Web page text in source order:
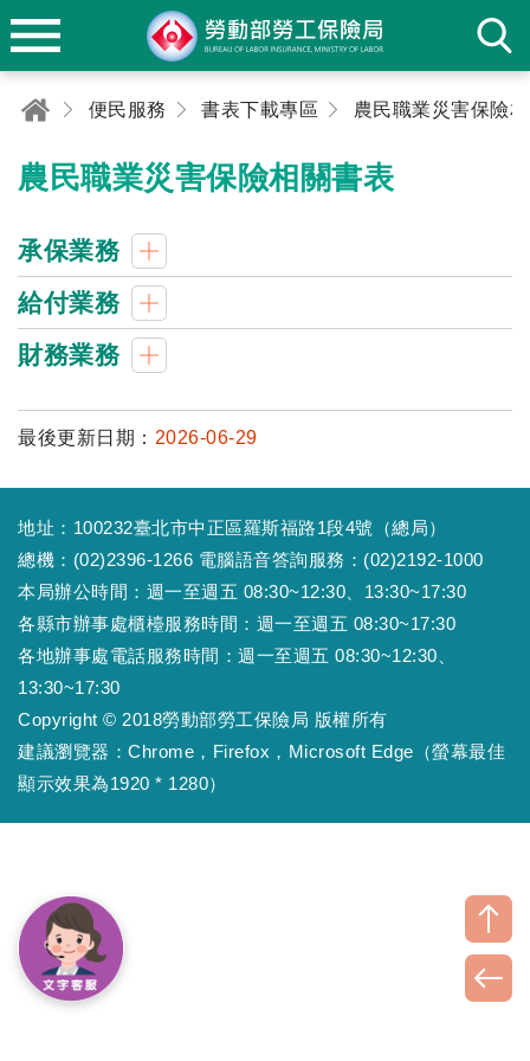
便民服務 書表下載專區
農民職業災害保險相關書表
承保業務
給付業務
財務業務
最後更新日期： 2026-06-29
地址：100232臺北市中正區羅斯福路1段4號（總局）
總機：(02)2396-1266 電腦語音答詢服務：(02)2192-1000
本局辦公時間：週一至週五 08:30~12:30、13:30~17:30
各縣市辦事處櫃檯服務時間：週一至週五 08:30~17:30
各地辦事處電話服務時間：週一至週五 08:30~12:30、
13:30~17:30
Copyright © 2018勞動部勞工保險局 版權所有
建議瀏覽器：Chrome，Firefox，Microsoft Edge（螢幕最佳
顯示效果為1920 * 1280）